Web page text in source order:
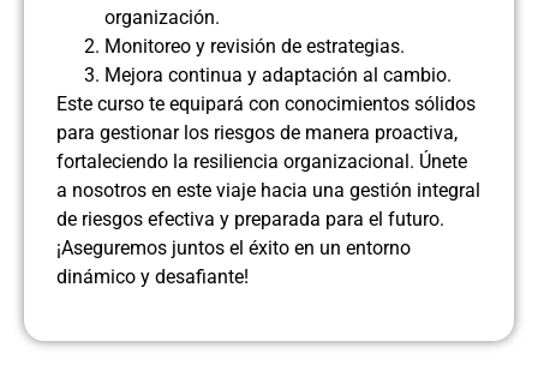
organización.
Monitoreo y revisión de estrategias.
Mejora continua y adaptación al cambio.
Este curso te equipará con conocimientos sólidos
para gestionar los riesgos de manera proactiva,
fortaleciendo la resiliencia organizacional. Únete
a nosotros en este viaje hacia una gestión integral
de riesgos efectiva y preparada para el futuro.
¡Aseguremos juntos el éxito en un entorno
dinámico y desafiante!